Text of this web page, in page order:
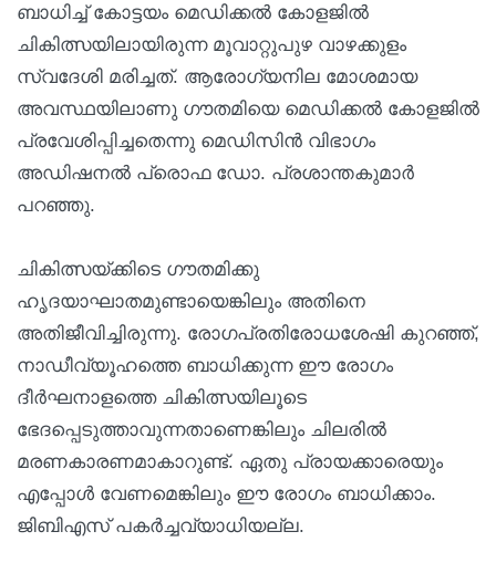
ബാധിച്ച് കോട്ടയം മെഡിക്കൽ കോളജിൽ
ചികിത്സയിലായിരുന്ന മൂവാറ്റുപുഴ വാഴക്കുളം
സ്വദേശി മരിച്ചത്. ആരോഗ്യനില മോശമായ
അവസ്ഥയിലാണു ഗൗതമിയെ മെഡിക്കൽ കോളജിൽ
പ്രവേശിപ്പിച്ചതെന്നു മെഡിസിൻ വിഭാഗം
അഡിഷനൽ പ്രൊഫ ഡോ. പ്രശാന്തകുമാർ
പറഞ്ഞു.
ചികിത്സയ്ക്കിടെ ഗൗതമിക്കു
ഹൃദയാഘാതമുണ്ടായെങ്കിലും അതിനെ
അതിജീവിച്ചിരുന്നു. രോഗപ്രതിരോധശേഷി കുറഞ്ഞ്,
നാഡീവ്യൂഹത്തെ ബാധിക്കുന്ന ഈ രോഗം
ദീർഘനാളത്തെ ചികിത്സയിലൂടെ
ഭേദപ്പെടുത്താവുന്നതാണെങ്കിലും ചിലരിൽ
മരണകാരണമാകാറുണ്ട്. ഏതു പ്രായക്കാരെയും
എപ്പോൾ വേണമെങ്കിലും ഈ രോഗം ബാധിക്കാം.
ജിബിഎസ് പകർച്ചവ്യാധിയല്ല.